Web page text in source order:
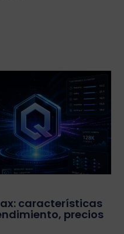
características
precios